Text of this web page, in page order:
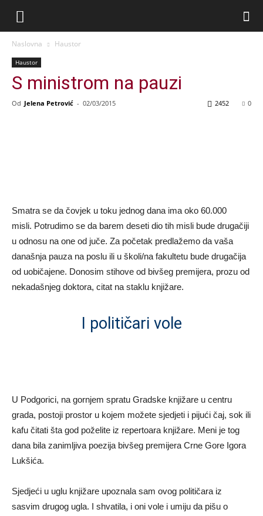
Naslovna Haustor
Haustor
S ministrom na pauzi
Od Jelena Petrović - 02/03/2015 0
2452
Smatra se da čovjek u toku jednog dana ima oko 60.000
misli. Potrudimo se da barem deseti dio tih misli bude drugačiji
u odnosu na one od juče. Za početak predlažemo da vaša
današnja pauza na poslu ili u školi/na fakultetu bude drugačija
od uobičajene. Donosim stihove od bivšeg premijera, prozu od
nekadašnjeg doktora, citat na staklu knjižare.
I političari vole
U Podgorici, na gornjem spratu Gradske knjižare u centru
grada, postoji prostor u kojem možete sjedjeti i pijući čaj, sok ili
kafu čitati šta god poželite iz repertoara knjižare. Meni je tog
dana bila zanimljiva poezija bivšeg premijera Crne Gore Igora
Lukšića.
Sjedjeći u uglu knjižare upoznala sam ovog političara iz
sasvim drugog ugla. I shvatila, i oni vole i umiju da pišu o